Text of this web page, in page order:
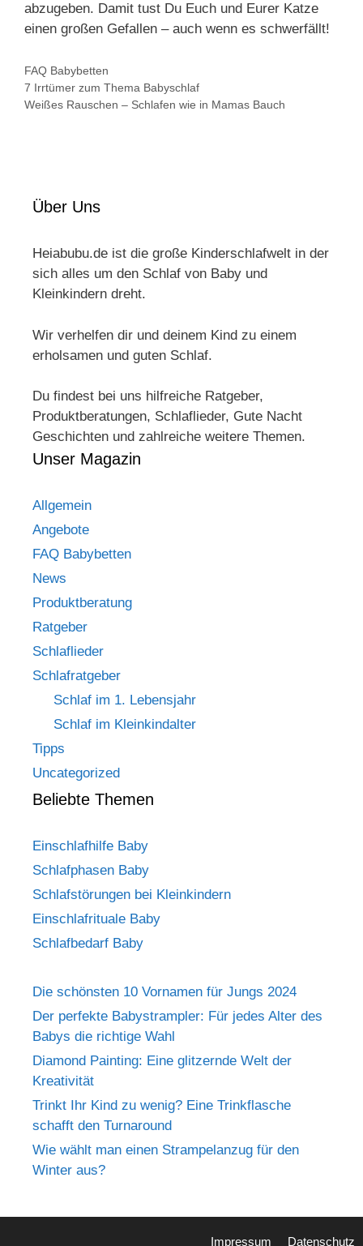
abzugeben. Damit tust Du Euch und Eurer Katze
einen großen Gefallen – auch wenn es schwerfällt!
Kategorien
FAQ Babybetten
7 Irrtümer zum Thema Babyschlaf
Weißes Rauschen – Schlafen wie in Mamas Bauch
Über Uns
Heiabubu.de ist die große Kinderschlafwelt in der
sich alles um den Schlaf von Baby und
Kleinkindern dreht.
Wir verhelfen dir und deinem Kind zu einem
erholsamen und guten Schlaf.
Du findest bei uns hilfreiche Ratgeber,
Produktberatungen, Schlaflieder, Gute Nacht
Geschichten und zahlreiche weitere Themen.
Unser Magazin
Allgemein
Angebote
FAQ Babybetten
News
Produktberatung
Ratgeber
Schlaflieder
Schlafratgeber
Schlaf im 1. Lebensjahr
Schlaf im Kleinkindalter
Tipps
Uncategorized
Beliebte Themen
Einschlafhilfe Baby
Schlafphasen Baby
Schlafstörungen bei Kleinkindern
Einschlafrituale Baby
Schlafbedarf Baby
Die schönsten 10 Vornamen für Jungs 2024
Der perfekte Babystrampler: Für jedes Alter des
Babys die richtige Wahl
Diamond Painting: Eine glitzernde Welt der
Kreativität
Trinkt Ihr Kind zu wenig? Eine Trinkflasche
schafft den Turnaround
Wie wählt man einen Strampelanzug für den
Winter aus?
Impressum Datenschutz